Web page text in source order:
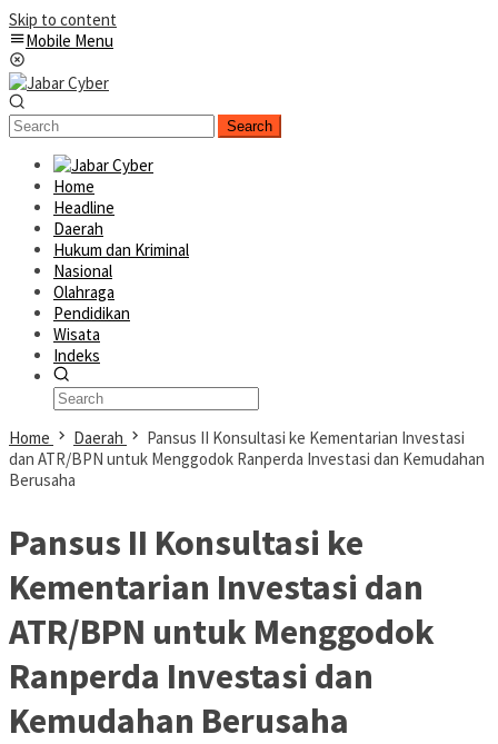
Skip to content
Mobile Menu
Search
Home
Headline
Daerah
Hukum dan Kriminal
Nasional
Olahraga
Pendidikan
Wisata
Indeks
Home Daerah
Pansus II Konsultasi ke Kementarian Investasi
dan ATR/BPN untuk Menggodok Ranperda Investasi dan Kemudahan
Berusaha
Pansus II Konsultasi ke
Kementarian Investasi dan
ATR/BPN untuk Menggodok
Ranperda Investasi dan
Kemudahan Berusaha